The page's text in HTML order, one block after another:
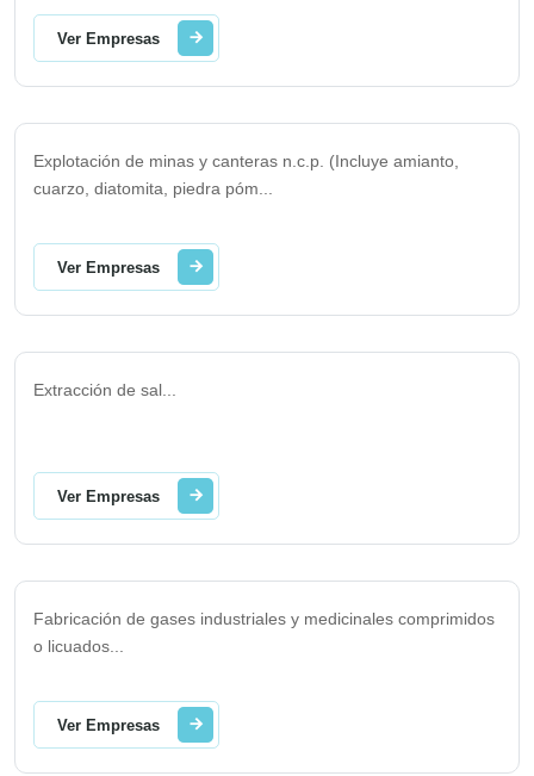
Ver Empresas
Explotación de minas y canteras n.c.p. (Incluye amianto,
cuarzo, diatomita, piedra póm
Ver Empresas
Extracción de sal
Ver Empresas
Fabricación de gases industriales y medicinales comprimidos
o licuados
Ver Empresas